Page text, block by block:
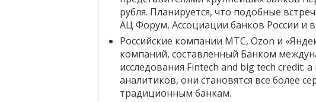
рубля. Планируется, что подобные
АЦ Форум, Ассоциации банков России и в
Российские компании МТС, Ozon и
компаний, составленный Банком
исследования Fintech and big tech credit:
аналитиков, они становятся все более
традиционным банкам.